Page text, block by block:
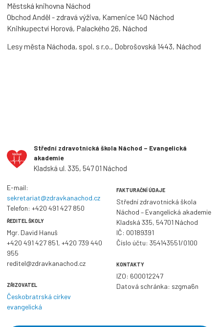
Městská knihovna Náchod
Obchod Anděl - zdravá výživa, Kamenice 140 Náchod
Knihkupectví Horová, Palackého 26, Náchod
Lesy města Náchoda, spol. s r.o., Dobrošovská 1443, Náchod
Střední zdravotnická škola Náchod – Evangelická
akademie
Kladská ul. 335, 547 01 Náchod
E-mail:
sekretariat@zdravkanachod.cz
Telefon: +420 491 427 850
ŘEDITEL ŠKOLY
Mgr. David Hanuš
+420 491 427 851, +420 739 440
955
reditel@zdravkanachod.cz
ZŘIZOVATEL
Českobratrská církev
evangelická
FAKTURAČNÍ ÚDAJE
Střední zdravotnická škola
Náchod – Evangelická akademie
Kladská 335, 54701 Náchod
IČ: 00189391
Číslo účtu: 354143551/0100
KONTAKTY
IZO: 600012247
Datová schránka: szgma6n